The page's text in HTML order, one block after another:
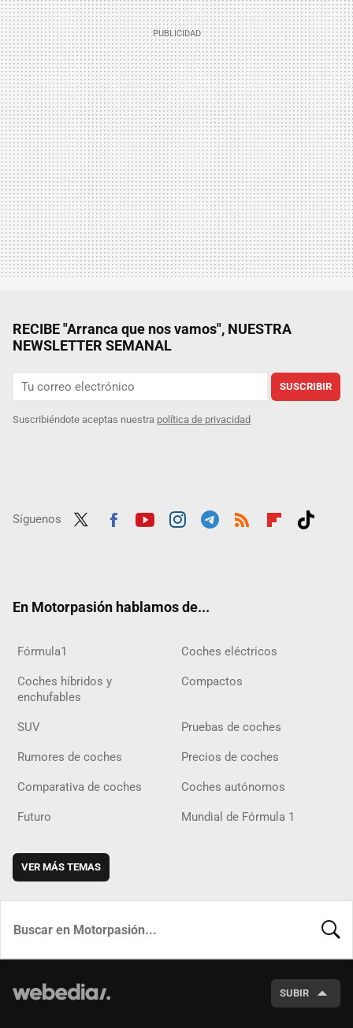
RECIBE "Arranca que nos vamos", NUESTRA
NEWSLETTER SEMANAL
SUSCRIBIR
Suscribiéndote aceptas nuestra política de privacidad
Síguenos
En Motorpasión hablamos de...
Fórmula1 Coches eléctricos
Coches híbridos y
enchufables
Compactos
SUV Pruebas de coches
Rumores de coches Precios de coches
Comparativa de coches Coches autónomos
Futuro Mundial de Fórmula 1
VER MÁS TEMAS
SUBIR